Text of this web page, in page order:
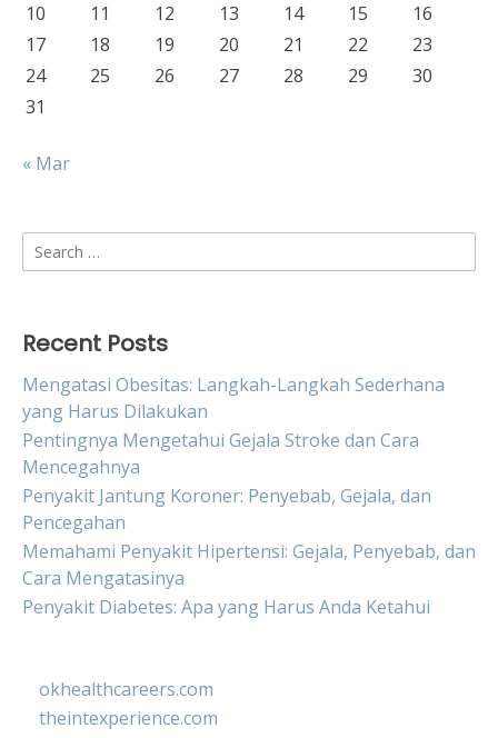
10
11 12 13 14 15
16
17
18 19 20 21 22
23
24
25 26 27 28 29
30
31
« Mar
Search
for:
Recent Posts
Mengatasi Obesitas: Langkah-Langkah Sederhana
yang Harus Dilakukan
Pentingnya Mengetahui Gejala Stroke dan Cara
Mencegahnya
Penyakit Jantung Koroner: Penyebab, Gejala, dan
Pencegahan
Memahami Penyakit Hipertensi: Gejala, Penyebab, dan
Cara Mengatasinya
Penyakit Diabetes: Apa yang Harus Anda Ketahui
okhealthcareers.com
theintexperience.com